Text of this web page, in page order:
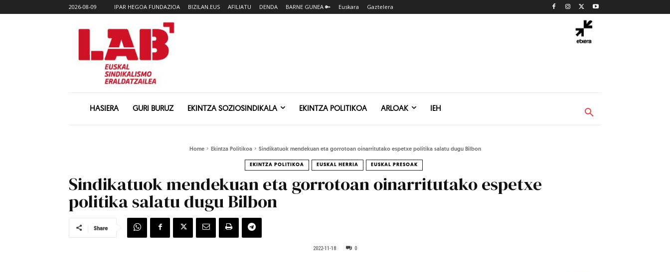
2026-08-09 IPAR HEGOA FUNDAZIOA BIZILAN.EUS AFILIATU DENDA BARNE GUNEA 🔑 Euskara Gaztelera
HASIERA GURI BURUZ EKINTZA SOZIOSINDIKALA EKINTZA POLITIKOA ARLOAK IEH
Home Ekintza Politikoa Sindikatuok mendekuan eta gorrotoan oinarritutako espetxe politika salatu dugu Bilbon
EKINTZA POLITIKOA EUSKAL HERRIA EUSKAL PRESOAK
Sindikatuok mendekuan eta gorrotoan oinarritutako espetxe
politika salatu dugu Bilbon
Share
2022-11-18 0